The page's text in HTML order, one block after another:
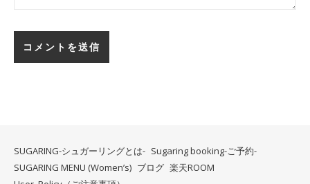
SUGARING-シュガーリングとは- Sugaring booking-ご予約-
SUGARING MENU (Women’s) ブログ 楽天ROOM